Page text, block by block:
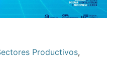
Productivos,